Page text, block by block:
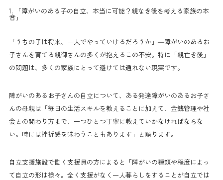
1. 「障がいのある子の自立、本当に可能？親なき後を考える家族の本
音」
「うちの子は将来、一人でやっていけるだろうか」—障がいのあるお
子さんを育てる親御さんの多くが抱えるこの不安。特に「親亡き後」
の問題は、多くの家族にとって避けては通れない現実です。
障がいのあるお子さんの自立について、ある発達障がいのあるお子さ
んの母親は「毎日の生活スキルを教えることに加えて、金銭管理や社
会との関わり方まで、一つひとつ丁寧に教えていかなければならな
い。時には挫折感を味わうこともあります」と語ります。
自立支援施設で働く支援員の方によると「障がいの種類や程度によっ
て自立の形は様々。全く支援がなく一人暮らしをすることが自立では